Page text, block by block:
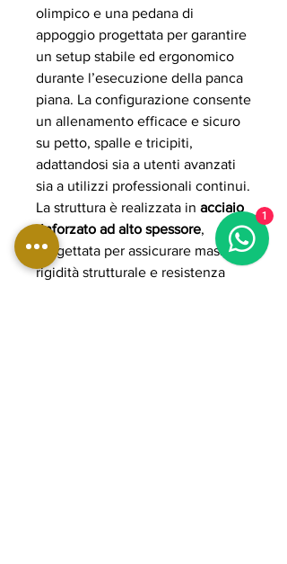
olimpico e una pedana di
appoggio progettata per garantire
un setup stabile ed ergonomico
durante l’esecuzione della panca
piana. La configurazione consente
un allenamento efficace e sicuro
su petto, spalle e tricipiti,
adattandosi sia a utenti avanzati
sia a utilizzi professionali continui.
La struttura è realizzata in acciaio
rinforzato ad alto spessore,
progettata per assicurare massima
rigidità strutturale e resistenza
1